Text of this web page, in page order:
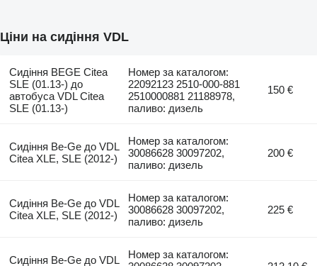
Ціни на сидіння VDL
Сидіння BEGE Citea
SLE (01.13-) до
автобуса VDL Citea
SLE (01.13-)
Номер за каталогом:
22092123 2510-000-881
2510000881 21188978,
паливо: дизель
150 €
Сидіння Be-Ge до VDL
Citea XLE, SLE (2012-)
Номер за каталогом:
30086628 30097202,
паливо: дизель
200 €
Сидіння Be-Ge до VDL
Citea XLE, SLE (2012-)
Номер за каталогом:
30086628 30097202,
паливо: дизель
225 €
Сидіння Be-Ge до VDL
Номер за каталогом: